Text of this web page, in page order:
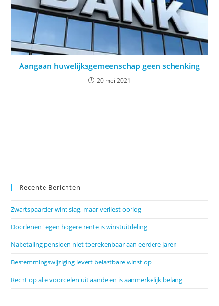
Aangaan huwelijksgemeenschap geen schenking
20 mei 2021
Recente Berichten
Zwartspaarder wint slag, maar verliest oorlog
Doorlenen tegen hogere rente is winstuitdeling
Nabetaling pensioen niet toerekenbaar aan eerdere jaren
Bestemmingswijziging levert belastbare winst op
Recht op alle voordelen uit aandelen is aanmerkelijk belang